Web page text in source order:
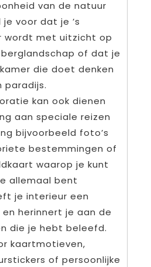
van de natuur
voor dat je ’s
wordt met uitzicht op
of dat je
die doet denken
paradijs.
kan ook dienen
aan speciale reizen
bijvoorbeeld foto’s
bestemmingen of
waarop je kunt
allemaal bent
je interieur een
herinnert je aan de
die je hebt beleefd.
kaartmotieven,
of persoonlijke